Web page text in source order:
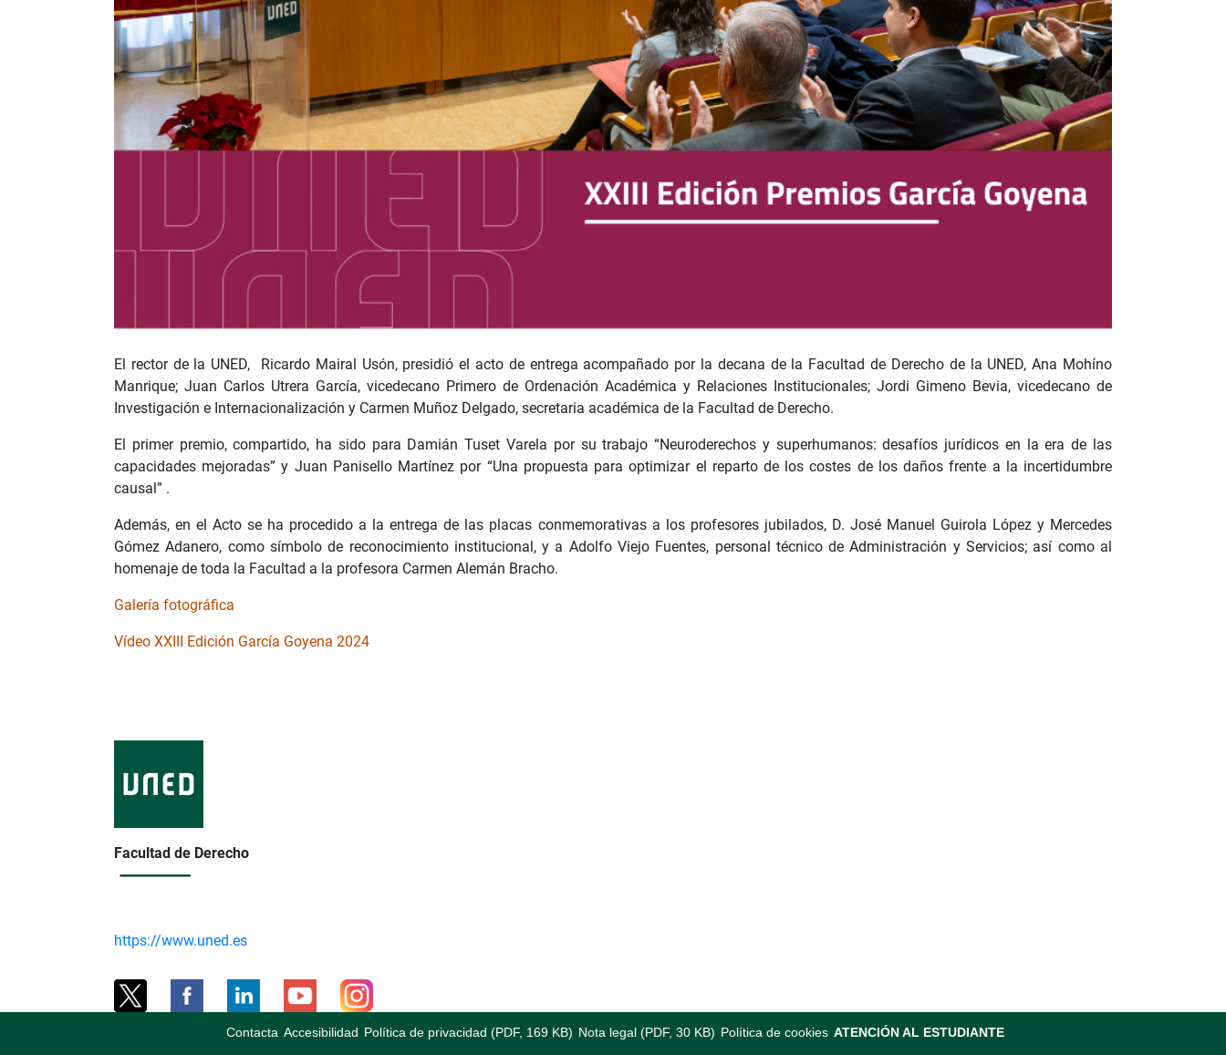
El rector de la UNED, Ricardo Mairal Usón, presidió el acto de entrega acompañado por la decana de la Facultad de Derecho de la UNED, Ana Mohíno
Manrique; Juan Carlos Utrera García, vicedecano Primero de Ordenación Académica y Relaciones Institucionales; Jordi Gimeno Bevia, vicedecano de
Investigación e Internacionalización y Carmen Muñoz Delgado, secretaria académica de la Facultad de Derecho.
El primer premio, compartido, ha sido para Damián Tuset Varela por su trabajo “Neuroderechos y superhumanos: desafíos jurídicos en la era de las
capacidades mejoradas” y Juan Panisello Martínez por “Una propuesta para optimizar el reparto de los costes de los daños frente a la incertidumbre
causal” .
Además, en el Acto se ha procedido a la entrega de las placas conmemorativas a los profesores jubilados, D. José Manuel Guirola López y Mercedes
Gómez Adanero, como símbolo de reconocimiento institucional, y a Adolfo Viejo Fuentes, personal técnico de Administración y Servicios; así como al
homenaje de toda la Facultad a la profesora Carmen Alemán Bracho.
Galería fotográfica
Vídeo XXIII Edición García Goyena 2024
Facultad de Derecho
https://www.uned.es
Contacta Accesibilidad Política de privacidad (PDF, 169 KB) Nota legal (PDF, 30 KB) Política de cookies ATENCIÓN AL ESTUDIANTE